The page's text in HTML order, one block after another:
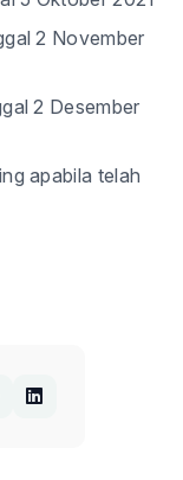
2 November
2 Desember
apabila telah